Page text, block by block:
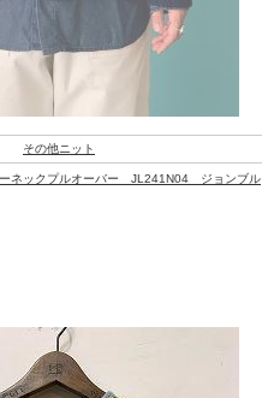
その他ニット
ーネックプルオーバー JL241N04 ジョンブル